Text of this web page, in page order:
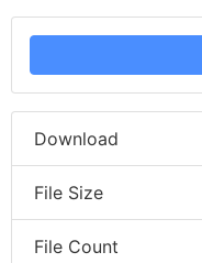
Download
File Size
File Count